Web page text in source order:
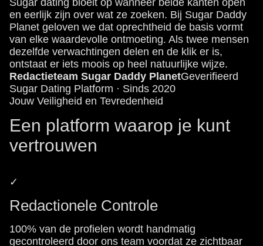
Sugar dating bloeit op wanneer beide kanten open
en eerlijk zijn over wat ze zoeken. Bij Sugar Daddy
Planet geloven we dat oprechtheid de basis vormt
van elke waardevolle ontmoeting. Als twee mensen
dezelfde verwachtingen delen en de klik er is,
ontstaat er iets moois op heel natuurlijke wijze.
Redactieteam Sugar Daddy PlanetGeverifieerd
Sugar Dating Platform · Sinds 2020
Jouw Veiligheid en Tevredenheid
Een platform waarop je kunt
vertrouwen
✓
Redactionele Controle
100% van de profielen wordt handmatig
gecontroleerd door ons team voordat ze zichtbaar